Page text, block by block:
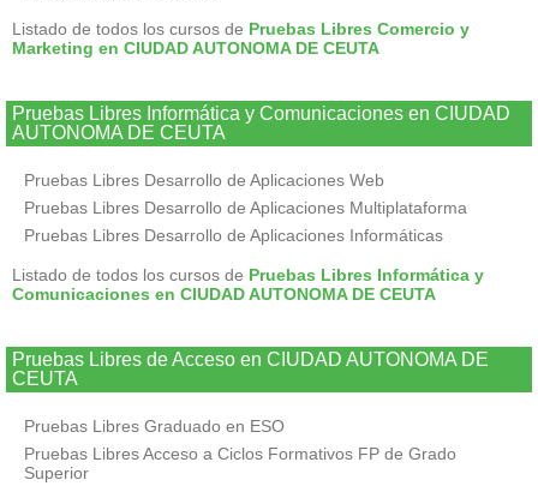
Listado de todos los cursos de Pruebas Libres Comercio y
Marketing en CIUDAD AUTONOMA DE CEUTA
Pruebas Libres Informática y Comunicaciones en CIUDAD
AUTONOMA DE CEUTA
Pruebas Libres Desarrollo de Aplicaciones Web
Pruebas Libres Desarrollo de Aplicaciones Multiplataforma
Pruebas Libres Desarrollo de Aplicaciones Informáticas
Listado de todos los cursos de Pruebas Libres Informática y
Comunicaciones en CIUDAD AUTONOMA DE CEUTA
Pruebas Libres de Acceso en CIUDAD AUTONOMA DE
CEUTA
Pruebas Libres Graduado en ESO
Pruebas Libres Acceso a Ciclos Formativos FP de Grado
Superior